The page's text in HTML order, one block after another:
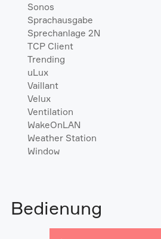
Sonos
Sprachausgabe
Sprechanlage 2N
TCP Client
Trending
uLux
Vaillant
Velux
Ventilation
WakeOnLAN
Weather Station
Window
Bedienung